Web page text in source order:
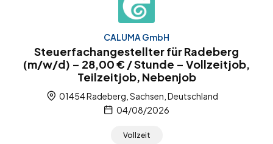
CALUMA GmbH
Steuerfachangestellter für Radeberg
(m/w/d) – 28,00 € / Stunde – Vollzeitjob,
Teilzeitjob, Nebenjob
01454 Radeberg, Sachsen, Deutschland
04/08/2026
Vollzeit